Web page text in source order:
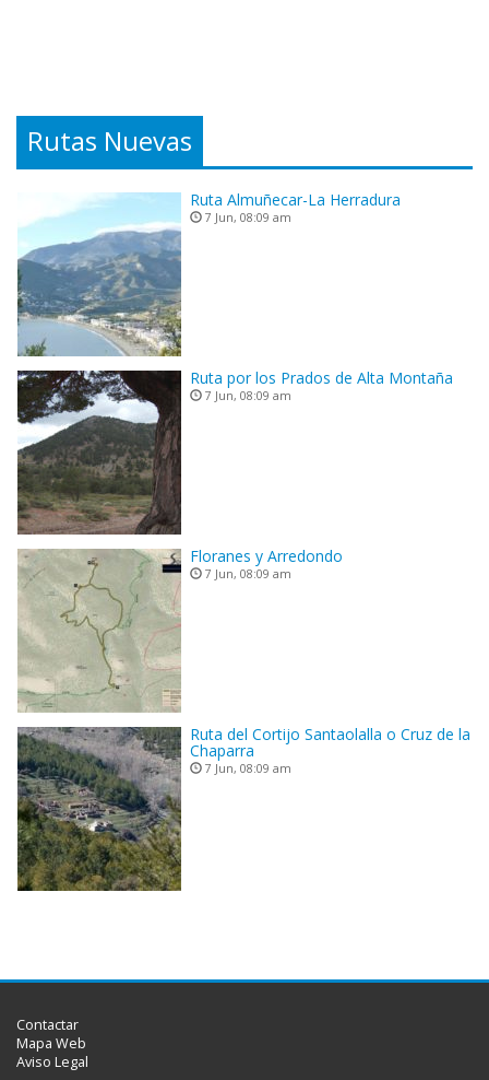
Rutas Nuevas
Ruta Almuñecar-La Herradura
7 Jun, 08:09 am
Ruta por los Prados de Alta Montaña
7 Jun, 08:09 am
Floranes y Arredondo
7 Jun, 08:09 am
Ruta del Cortijo Santaolalla o Cruz de la
Chaparra
7 Jun, 08:09 am
Contactar
Mapa Web
Aviso Legal